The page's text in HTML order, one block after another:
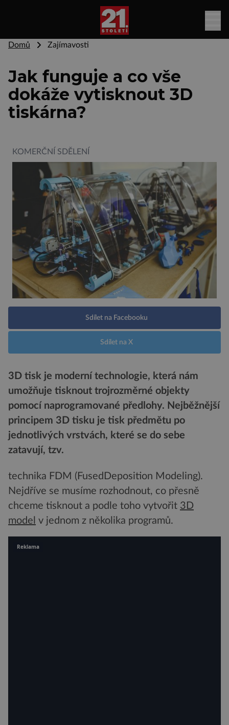
Domů Zajímavosti
Jak funguje a co vše
dokáže vytisknout 3D
tiskárna?
KOMERČNÍ SDĚLENÍ
Sdílet na Facebooku
Sdílet na X
3D tisk je moderní technologie, která nám
umožňuje tisknout trojrozměrné objekty
pomocí naprogramované předlohy. Nejběžnější
principem 3D tisku je tisk předmětu po
jednotlivých vrstvách, které se do sebe
zatavují, tzv.
technika FDM (FusedDeposition Modeling).
Nejdříve se musíme rozhodnout, co přesně
chceme tisknout a podle toho vytvořit 3D
model v jednom z několika programů.
Reklama